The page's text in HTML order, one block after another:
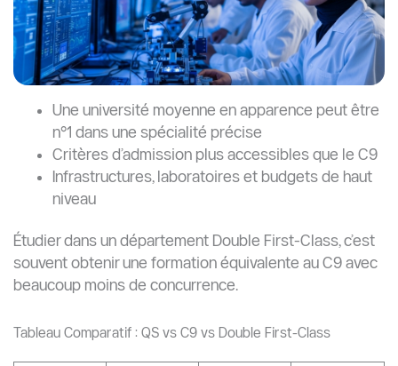
Une université moyenne en apparence peut être
n°1 dans une spécialité précise
Critères d’admission plus accessibles que le C9
Infrastructures, laboratoires et budgets de haut
niveau
Étudier dans un département Double First-Class, c’est
souvent obtenir une formation équivalente au C9 avec
beaucoup moins de concurrence.
Tableau Comparatif : QS vs C9 vs Double First-Class